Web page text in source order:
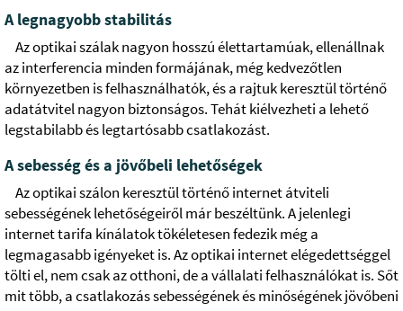
A legnagyobb stabilitás
Az optikai szálak nagyon hosszú élettartamúak, ellenállnak
az interferencia minden formájának, még kedvezőtlen
környezetben is felhasználhatók, és a rajtuk keresztül történő
adatátvitel nagyon biztonságos. Tehát kiélvezheti a lehető
legstabilabb és legtartósabb csatlakozást.
A sebesség és a jövőbeli lehetőségek
Az optikai szálon keresztül történő internet átviteli
sebességének lehetőségeiről már beszéltünk. A jelenlegi
internet tarifa kínálatok tökéletesen fedezik még a
legmagasabb igényeket is. Az optikai internet elégedettséggel
tölti el, nem csak az otthoni, de a vállalati felhasználókat is. Sőt
mit több, a csatlakozás sebességének és minőségének jövőbeni